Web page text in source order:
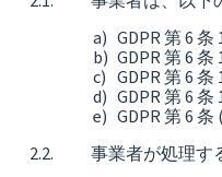
GDPR 第 6
GDPR 第 6
GDPR 第 6
GDPR 第 6
GDPR 第 6
事業者が処理す